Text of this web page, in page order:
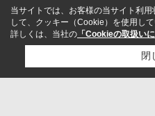
当サイトでは、お客様の当サイト利
して、クッキー（Cookie）を使用して
詳しくは、当社の 「Cookieの取扱い
閉